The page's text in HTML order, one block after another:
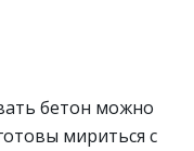
бетон можно
мириться с